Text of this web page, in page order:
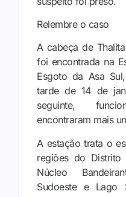
Relembre o caso
A cabeça de
foi encontrada na
Esgoto da Asa
tarde de 14 de
seguinte,
encontraram mais
A estação trata o
regiões do Distrito
Núcleo
Sudoeste e Lago